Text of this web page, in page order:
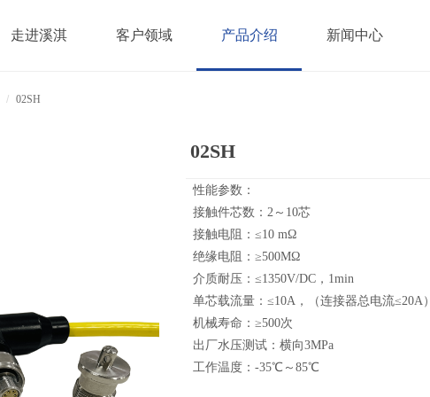
走进溪淇 客户领域 产品介绍 新闻中心
/ 02SH
02SH
性能参数：
接触件芯数：2～10芯
接触电阻：≤10 mΩ
绝缘电阻：≥500MΩ
介质耐压：≤1350V/DC，1min
单芯载流量：≤10A，（连接器总电流≤20A）
机械寿命：≥500次
出厂水压测试：横向3MPa
工作温度：-35℃～85℃